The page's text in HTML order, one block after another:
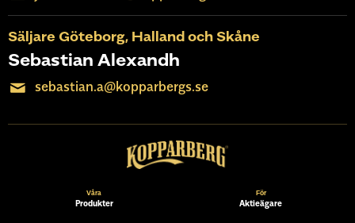
Säljare Göteborg, Halland och Skåne
Sebastian Alexandh
sebastian.a@kopparbergs.se
Våra
Produkter
För
Aktieägare